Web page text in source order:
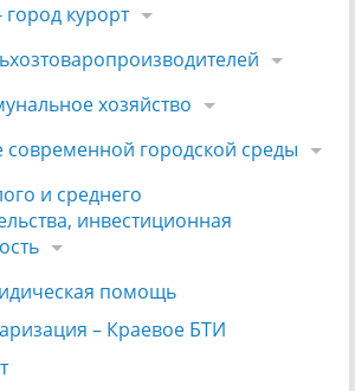
курорт
хозяйство
городской среды
и среднего
инвестиционная
помощь
– Краевое БТИ